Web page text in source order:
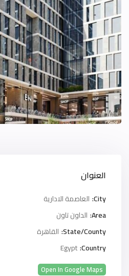
العنوان
City: العاصمة الادارية
Area: الداون تاون
State/County: القاهرة
Country:
Egypt
Open In Google Maps